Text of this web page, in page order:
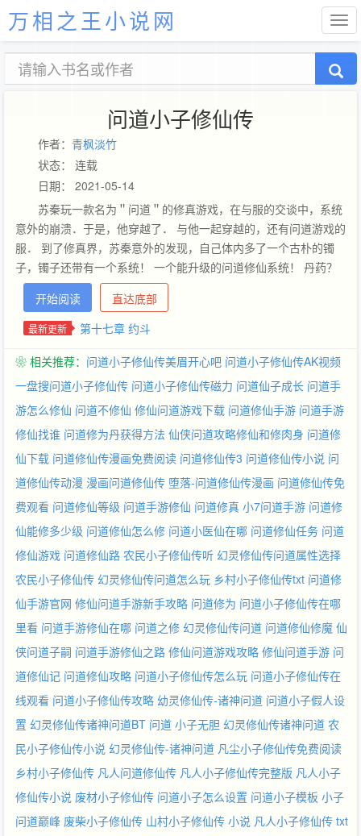
万相之王小说网
问道小子修仙传
作者： 青枫淡竹
状态： 连载
日期： 2021-05-14
苏秦玩一款名为＂问道＂的修真游戏，在与服的交谈中，系统
意外的崩溃．于是，他穿越了． 与他一起穿越的，还有问道游戏的
服． 到了修真界，苏秦意外的发现，自己体内多了一个古朴的镯
子，镯子还带有一个系统！ 一个能升级的问道修仙系统！ 丹药？
法宝？功法，只要有积分，只要你做任务．积分在手，天下我
有！！开始阅读 直达底部
最新更新 第十七章 约斗
❀ 相关推荐： 问道小子修仙传美眉开心吧 问道小子修仙传AK视频
一盘搜问道小子修仙传 问道小子修仙传磁力 问道仙子成长 问道手
游怎么修仙 问道不修仙 修仙问道游戏下载 问道修仙手游 问道手游
修仙找谁 问道修为丹获得方法 仙侠问道攻略修仙和修肉身 问道修
仙下载 问道修仙传漫画免费阅读 问道修仙传3 问道修仙传小说 问
道修仙传动漫 漫画问道修仙传 堕落-问道修仙传漫画 问道修仙传免
费观看 问道修仙等级 问道手游修仙 问道修真 小7问道手游 问道修
仙能修多少级 问道修仙怎么修 问道小医仙在哪 问道修仙任务 问道
修仙游戏 问道修仙路 农民小子修仙传听 幻灵修仙传问道属性选择
农民小子修仙传 幻灵修仙传问道怎么玩 乡村小子修仙传txt 问道修
仙手游官网 修仙问道手游新手攻略 问道修为 问道小子修仙传在哪
里看 问道手游修仙在哪 问道之修 幻灵修仙传问道 问道修仙修魔 仙
侠问道子嗣 问道手游修仙之路 修仙问道游戏攻略 修仙问道手游 问
道修仙记 问道修仙攻略 问道小子修仙传怎么玩 问道小子修仙传在
线观看 问道小子修仙传攻略 幼灵修仙传-诸神问道 问道小子假人设
置 幻灵修仙传诸神问道BT 问道 小子无胆 幻灵修仙传诸神问道 农
民小子修仙传小说 幻灵修仙传-诸神问道 凡尘小子修仙传免费阅读
乡村小子修仙传 凡人问道修仙传 凡人小子修仙传完整版 凡人小子
修仙传小说 废材小子修仙传 问道小子怎么设置 问道小子模板 小子
问道巅峰 废柴小子修仙传 山村小子修仙传 小说 凡人小子修仙传 txt